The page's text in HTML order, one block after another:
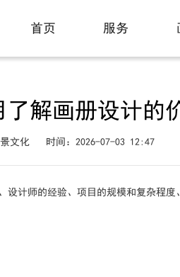
首页
服务
解画册设计的
文化 时间：2026-07-03 12:47
设计师的经验、项目的规模和复杂程